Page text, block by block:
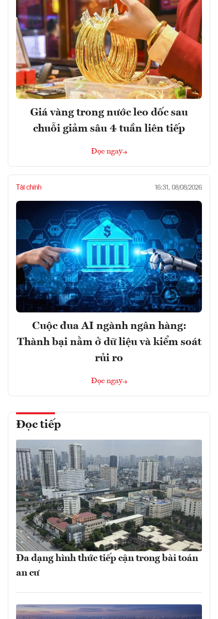
Giá vàng trong nước leo dốc sau
chuỗi giảm sâu 4 tuần liên tiếp
Đọc ngay
Tài chính 16:31, 08/08/2026
Cuộc đua AI ngành ngân hàng:
Thành bại nằm ở dữ liệu và kiểm soát
rủi ro
Đọc ngay
Đọc tiếp
Đa dạng hình thức tiếp cận trong bài toán
an cư